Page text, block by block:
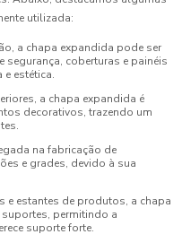
utilizada:
a chapa expandida pode ser
segurança, coberturas e painéis
estética.
a chapa expandida é
decorativos, trazendo um
na fabricação de
e grades, devido à sua
e estantes de produtos, a chapa
permitindo a
suporte forte.